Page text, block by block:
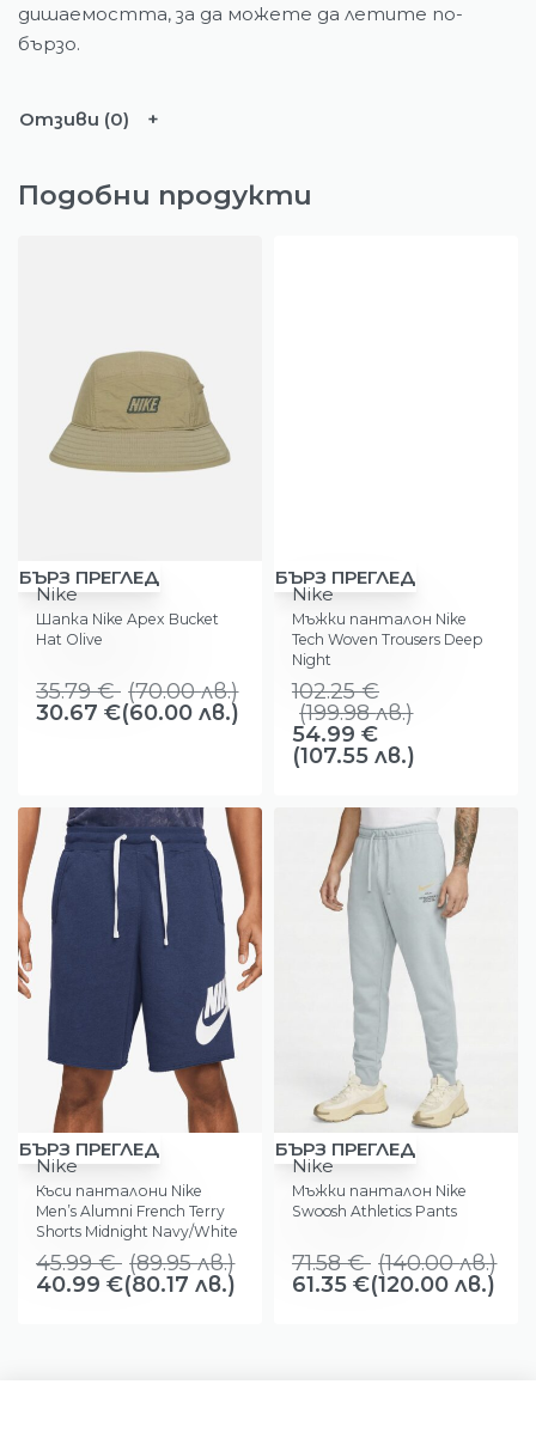
дишаемостта, за да можете да летите по-
бързо.
Отзиви (0)
Подобни продукти
-14%
БЪРЗ ПРЕГЛЕД
Nike
Шапка Nike Apex Bucket
Hat Olive
35.79€ (70.00лв.)
30.67 €(60.00 лв.)
-46%
БЪРЗ ПРЕГЛЕД
Nike
Мъжки панталон Nike
Tech Woven Trousers Deep
Night
102.25€
(199.98лв.)
54.99 €
(107.55 лв.)
-11%
БЪРЗ ПРЕГЛЕД
Nike
Къси панталони Nike
Men’s Alumni French Terry
Shorts Midnight Navy/White
45.99€ (89.95лв.)
40.99 €(80.17 лв.)
-14%
БЪРЗ ПРЕГЛЕД
Nike
Мъжки панталон Nike
Swoosh Athletics Pants
71.58€ (140.00лв.)
61.35 €(120.00 лв.)